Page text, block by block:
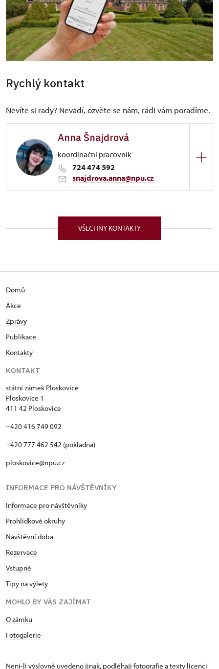
Rychlý kontakt
Nevíte si rady? Nevadí, ozvěte se nám, rádi vám poradíme.
Anna Šnajdrová
koordinační pracovník
724 474 592
snajdrova.anna@npu.cz
1/, Ploskovice 1 41142
VŠECHNY KONTAKTY
Domů
Akce
Zprávy
Publikace
Kontakty
KONTAKT
státní zámek Ploskovice
Ploskovice 1
411 42 Ploskovice
+420 416 749 092
+420 777 462 542 (pokladna)
ploskovice@npu.cz
INFORMACE PRO NÁVŠTĚVNÍKY
Informace pro návštěvníky
Prohlídkové okruhy
Návštěvní doba
Rezervace
Vstupné
Tipy na výlety
MOHLO BY VÁS ZAJÍMAT
O zámku
Fotogalerie
Není-li výslovně uvedeno jinak, podléhají fotografie a texty licenci